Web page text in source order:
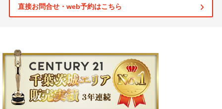
直接お問合せ・web予約はこちら